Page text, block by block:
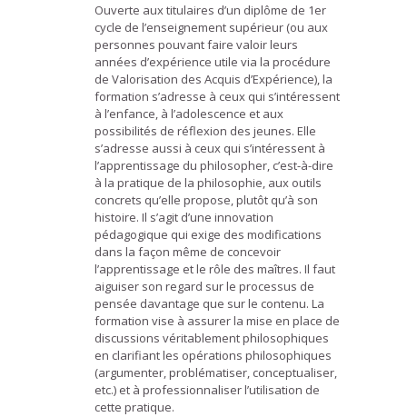
Ouverte aux titulaires d’un diplôme de 1er
cycle de l’enseignement supérieur (ou aux
personnes pouvant faire valoir leurs
années d’expérience utile via la procédure
de Valorisation des Acquis d’Expérience), la
formation s’adresse à ceux qui s’intéressent
à l’enfance, à l’adolescence et aux
possibilités de réflexion des jeunes. Elle
s’adresse aussi à ceux qui s’intéressent à
l’apprentissage du philosopher, c’est-à-dire
à la pratique de la philosophie, aux outils
concrets qu’elle propose, plutôt qu’à son
histoire. Il s’agit d’une innovation
pédagogique qui exige des modifications
dans la façon même de concevoir
l’apprentissage et le rôle des maîtres. Il faut
aiguiser son regard sur le processus de
pensée davantage que sur le contenu. La
formation vise à assurer la mise en place de
discussions véritablement philosophiques
en clarifiant les opérations philosophiques
(argumenter, problématiser, conceptualiser,
etc.) et à professionnaliser l’utilisation de
cette pratique.